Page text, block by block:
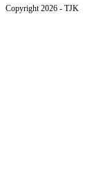
Copyright 2026 - TJK